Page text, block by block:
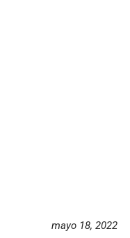
mayo 18, 2022